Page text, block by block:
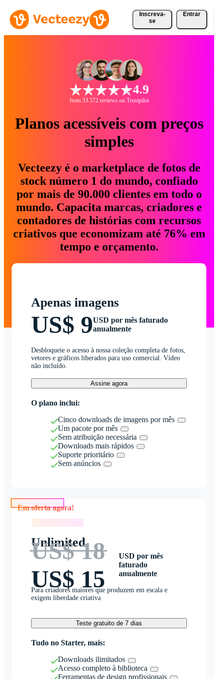
Inscreva-
se
Entrar
4.9
from 33.572 reviews on Trustpilot
Planos acessíveis com preços
simples
Vecteezy é o marketplace de fotos de
stock número 1 do mundo, confiado
por mais de 90.000 clientes em todo o
mundo. Capacita marcas, criadores e
contadores de histórias com recursos
criativos que economizam até 76% em
tempo e orçamento.
Apenas imagens
US$ 9USD por mês faturado
anualmente
Desbloqueie o acesso à nossa coleção completa de fotos,
vetores e gráficos liberados para uso comercial. Vídeo
não incluído.
Assine agora
O plano inclui:
Cinco downloads de imagens por mês
Um pacote por mês
Sem atribuição necessária
Downloads mais rápidos
Suporte prioritário
Sem anúncios
Unlimited
US$ 18
US$ 15
USD por mês
faturado
anualmente
Para criadores maiores que produzem em escala e
exigem liberdade criativa
Teste gratuito de 7 dias
Tudo no Starter, mais:
Downloads ilimitados
Acesso completo à biblioteca
Ferramentas de design profissionais